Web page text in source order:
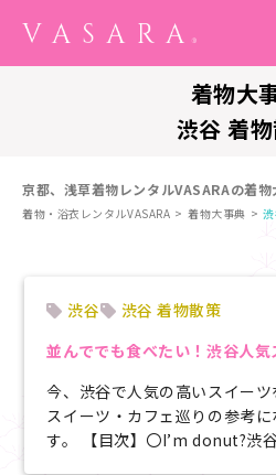
着物大
渋谷 着
京都、浅草着物レンタルVASARAの着物
着物・浴衣レンタルVASARA 着物大事典
渋谷
渋谷 着物散策
並んででも食べたい！渋谷人気
今、渋谷で人気の高いスイーツ
スイーツ・カフェ巡りの参考
す。 【目次】〇I’m donut?渋